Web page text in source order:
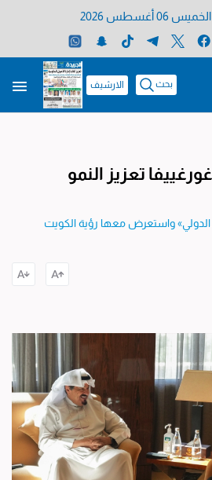
الخميس 06 أغسطس 2026
بحث الارشيف
تعزيز النمو
الدولي» واستعرض معها رؤية الكويت